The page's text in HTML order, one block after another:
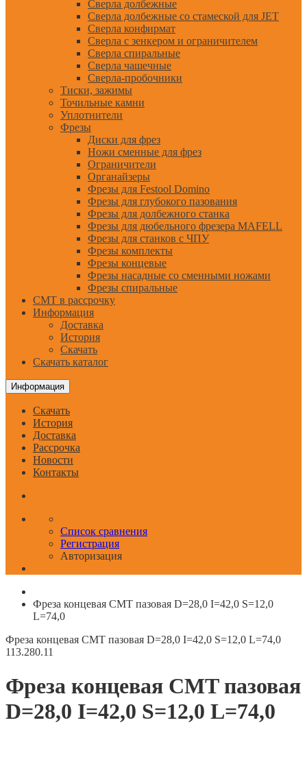
Сверла долбежные
Сверла долбежные со стамеской для JET
Сверла конфирмат
Сверла с зенкером и ограничителем
Сверла спиральные
Сверла чашечные
Сверла-пробочники
Тиски, зажимы
Точильные камни
Уплотнители
Фрезы
Диски для фрез
Ножи сменные для фрез
Ограничители
Органайзеры
Фрезы для Festool Domino
Фрезы для глубокого пазования
Фрезы для долбежного станка
Фрезы для дюбельного фрезера MAFELL
Фрезы для станков с ЧПУ
Фрезы комплекты
Фрезы концевые
Фрезы насадные со сменными ножами
Фрезы спиральные
CMT в рассрочку
Информация
Доставка
История
Скачать
Скачать каталог
Информация
Скачать
История
Доставка
Рассрочка
Новости
Контакты
Список сравнения
Регистрация
Авторизация
Фреза концевая CMT пазовая D=28,0 I=42,0 S=12,0
L=74,0
Фреза концевая CMT пазовая D=28,0 I=42,0 S=12,0 L=74,0
113.280.11
Фреза концевая CMT пазовая
D=28,0 I=42,0 S=12,0 L=74,0